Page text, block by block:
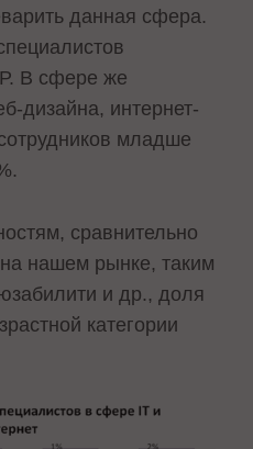
данная сфера.
В сфере же
дизайна, интернет-
младше
сравнительно
нашем рынке, таким
и др., доля
категории